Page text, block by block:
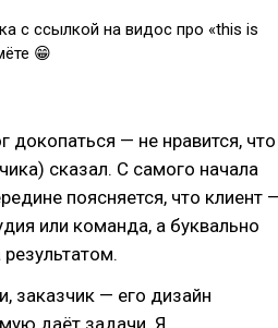
с ссылкой на видос про «this is
😁
— не нравится, что
сказал. С самого начала
поясняется, что клиент
или команда, а буквально
заказчик — его дизайн
даёт задачи. Я